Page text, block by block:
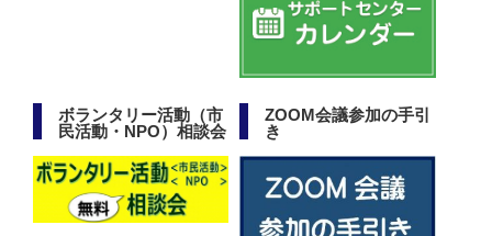
ボランタリー活動（市
民活動・NPO）相談会
ZOOM会議参加の手引
き